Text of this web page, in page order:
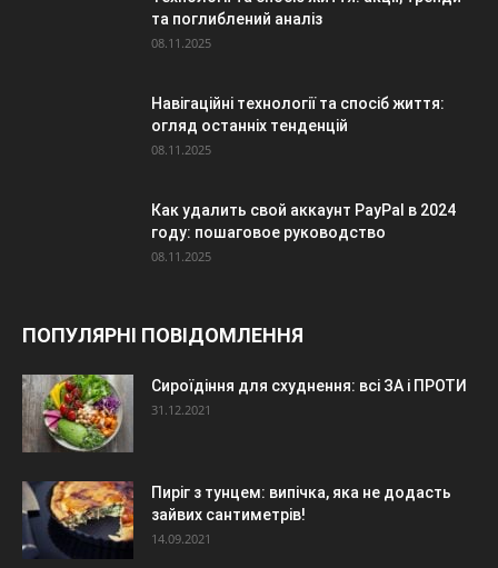
та поглиблений аналіз
08.11.2025
Навігаційні технології та спосіб життя:
огляд останніх тенденцій
08.11.2025
Как удалить свой аккаунт PayPal в 2024
году: пошаговое руководство
08.11.2025
ПОПУЛЯРНІ ПОВІДОМЛЕННЯ
Сироїдіння для схуднення: всі ЗА і ПРОТИ
31.12.2021
Пиріг з тунцем: випічка, яка не додасть
зайвих сантиметрів!
14.09.2021